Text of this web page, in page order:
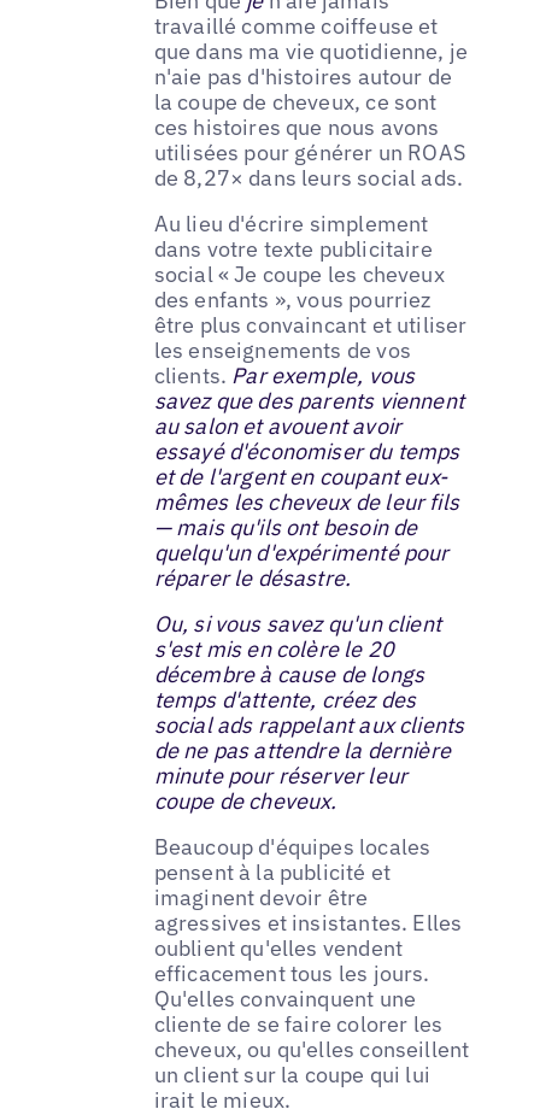
travaillé comme coiffeuse et
que dans ma vie quotidienne, je
n'aie pas d'histoires autour de
la coupe de cheveux, ce sont
ces histoires que nous avons
utilisées pour générer un ROAS
de 8,27× dans leurs social ads.
Au lieu d'écrire simplement
dans votre texte publicitaire
social « Je coupe les cheveux
des enfants », vous pourriez
être plus convaincant et utiliser
les enseignements de vos
clients. Par exemple, vous
savez que des parents viennent
au salon et avouent avoir
essayé d'économiser du temps
et de l'argent en coupant eux-
mêmes les cheveux de leur fils
— mais qu'ils ont besoin de
quelqu'un d'expérimenté pour
réparer le désastre.
Ou, si vous savez qu'un client
s'est mis en colère le 20
décembre à cause de longs
temps d'attente, créez des
social ads rappelant aux clients
de ne pas attendre la dernière
minute pour réserver leur
coupe de cheveux.
Beaucoup d'équipes locales
pensent à la publicité et
imaginent devoir être
agressives et insistantes. Elles
oublient qu'elles vendent
efficacement tous les jours.
Qu'elles convainquent une
cliente de se faire colorer les
cheveux, ou qu'elles conseillent
un client sur la coupe qui lui
irait le mieux.